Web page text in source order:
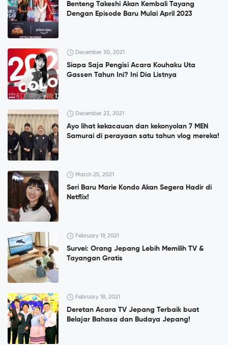
Benteng Takeshi Akan Kembali Tayang
Dengan Episode Baru Mulai April 2023
December 30, 2021
Siapa Saja Pengisi Acara Kouhaku Uta
Gassen Tahun Ini? Ini Dia Listnya
December 23, 2021
Ayo lihat kekacauan dan kekonyolan 7 MEN
Samurai di perayaan satu tahun vlog mereka!
March 25, 2021
Seri Baru Marie Kondo Akan Segera Hadir di
Netflix!
February 19, 2021
Survei: Orang Jepang Lebih Memilih TV &
Tayangan Gratis
February 18, 2021
Deretan Acara TV Jepang Terbaik buat
Belajar Bahasa dan Budaya Jepang!